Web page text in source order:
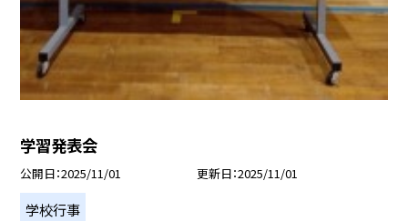
学習発表会
公開日 2025/11/01 更新日 2025/11/01
学校行事